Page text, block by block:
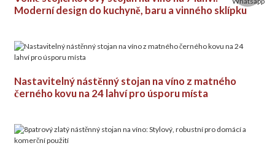
Moderní design do kuchyně, baru a vinného sklípku
Nastavitelný nástěnný stojan na víno z matného
černého kovu na 24 lahví pro úsporu místa